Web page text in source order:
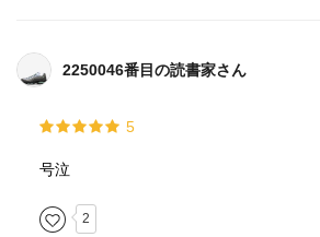
2250046番目の読書家さん
5
号泣
2